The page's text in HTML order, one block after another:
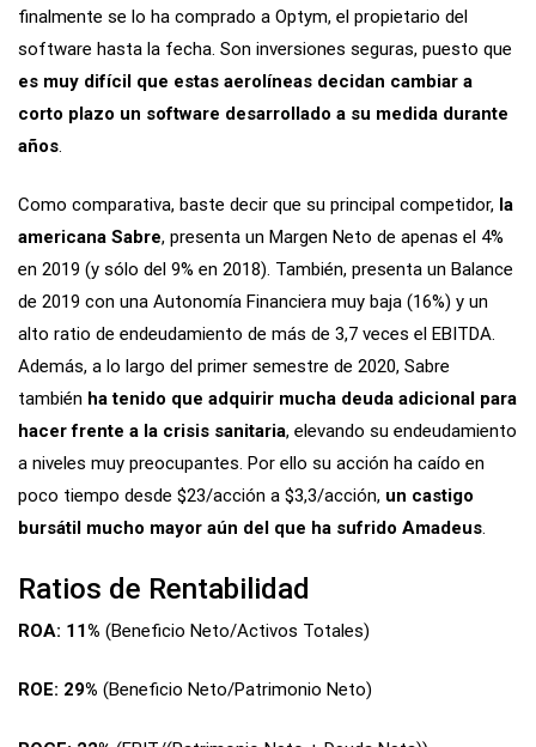
finalmente se lo ha comprado a Optym, el propietario del
software hasta la fecha. Son inversiones seguras, puesto que
es muy difícil que estas aerolíneas decidan cambiar a
corto plazo un software desarrollado a su medida durante
años
Como comparativa, baste decir que su principal competidor, la
americana Sabre, presenta un Margen Neto de apenas el 4%
en 2019 (y sólo del 9% en 2018). También, presenta un Balance
de 2019 con una Autonomía Financiera muy baja (16%) y un
alto ratio de endeudamiento de más de 3,7 veces el EBITDA.
Además, a lo largo del primer semestre de 2020, Sabre
también ha tenido que adquirir mucha deuda adicional para
hacer frente a la crisis sanitaria, elevando su endeudamiento
a niveles muy preocupantes. Por ello su acción ha caído en
poco tiempo desde $23/acción a $3,3/acción, un castigo
bursátil mucho mayor aún del que ha sufrido Amadeus.
Ratios de Rentabilidad
ROA: 11% (Beneficio Neto/Activos Totales)
ROE: 29% (Beneficio Neto/Patrimonio Neto)